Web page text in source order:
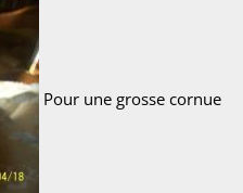
Pour une grosse cornue